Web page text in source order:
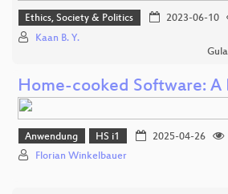
Ethics, Society & Politics 2023-06-10
Kaan B. Y.
Home-cooked Software: A
Anwendung HS i1 2025-04-26
Florian Winkelbauer